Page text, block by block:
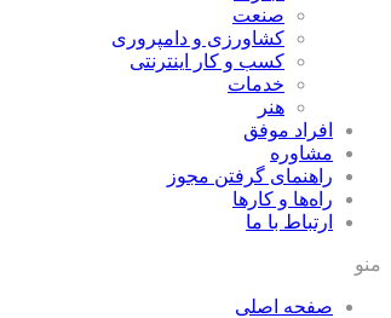
صنعت
كشاورزی و دامپروری
كسب و كار اينترنتی
خدمات
هنر
افراد موفق
مشاوره
راهنمای گرفتن مجوز
راه‌ها و كارها
ارتباط با ما
منو
صفحه اصلی